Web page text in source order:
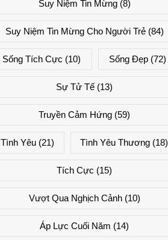
Suy Niệm Tin Mừng(8)
Suy Niệm Tin Mừng Cho Người Trẻ(84)
Sống Tích Cực (10) Sống Đẹp (72)
Sự Tử Tế (13)
Truyền Cảm Hứng (59)
Tình Yêu (21) Tình Yêu Thương(18)
Tích Cực (15)
Vượt Qua Nghịch Cảnh(10)
Áp Lực Cuối Năm (14)